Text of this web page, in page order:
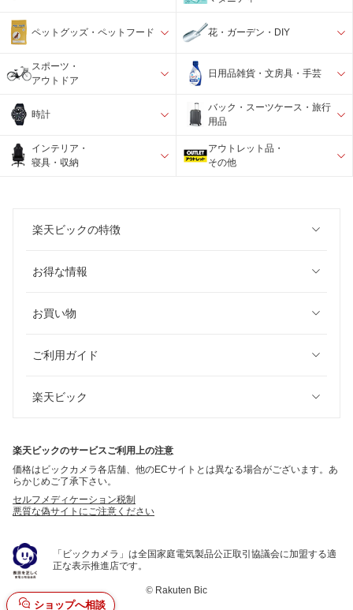
ショップへ相談
ペットグッズ・ペットフード 花・ガーデン・DIY
スポーツ・
アウトドア
日用品雑貨・文房具・手芸
時計
バック・スーツケース・旅行
用品
インテリア・
寝具・収納
アウトレット品・
その他
楽天ビックの特徴
お得な情報
お買い物
ご利用ガイド
楽天ビック
楽天ビックのサービスご利用上の注意
価格はビックカメラ各店舗、他のECサイトとは異なる場合がございます。あ
らかじめご了承下さい。
セルフメディケーション税制
悪質な偽サイトにご注意ください
「ビックカメラ」は全国家庭電気製品公正取引協議会に加盟する適
正な表示推進店です。
© Rakuten Bic